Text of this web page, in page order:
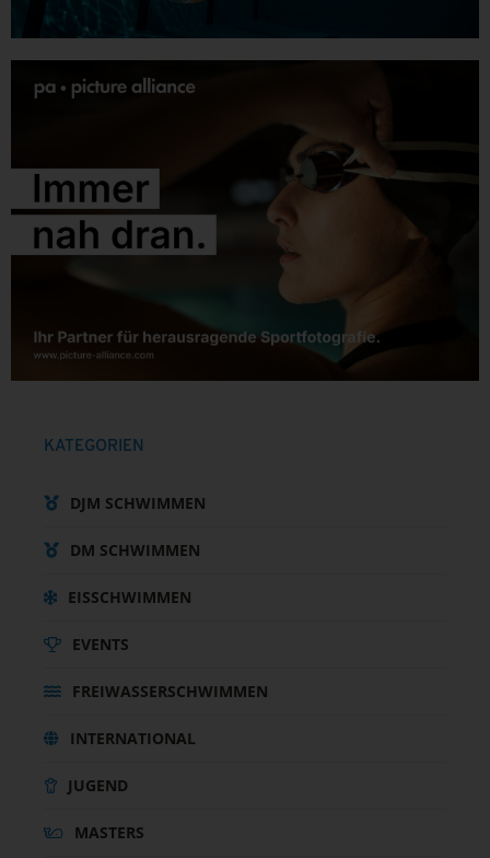
KATEGORIEN
DJM SCHWIMMEN
DM SCHWIMMEN
EISSCHWIMMEN
EVENTS
FREIWASSERSCHWIMMEN
INTERNATIONAL
JUGEND
MASTERS